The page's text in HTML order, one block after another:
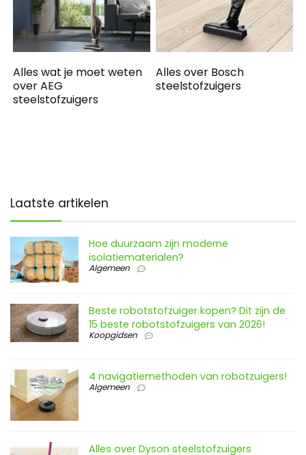
Alles wat je moet weten
over AEG
steelstofzuigers
Alles over Bosch
steelstofzuigers
Laatste artikelen
Hoe duurzaam zijn moderne
isolatiematerialen?
Algemeen
Beste robotstofzuiger kopen? Dit zijn de
15 beste robotstofzuigers van 2026!
Koopgidsen
4 navigatiemethoden van robotzuigers!
Algemeen
Alles over Dyson steelstofzuigers